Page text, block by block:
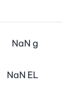
NaN g
NaN EL